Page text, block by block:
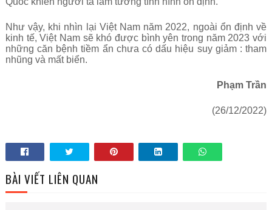
Như vậy, khi nhìn lại Việt Nam năm 2022, ngoài ổn định về
kinh tế, Việt Nam sẽ khó được bình yên trong năm 2023 với
những căn bệnh tiềm ẩn chưa có dấu hiệu suy giảm : tham
nhũng và mất biển.
Phạm Trần
(26/12/2022)
BÀI VIẾT LIÊN QUAN